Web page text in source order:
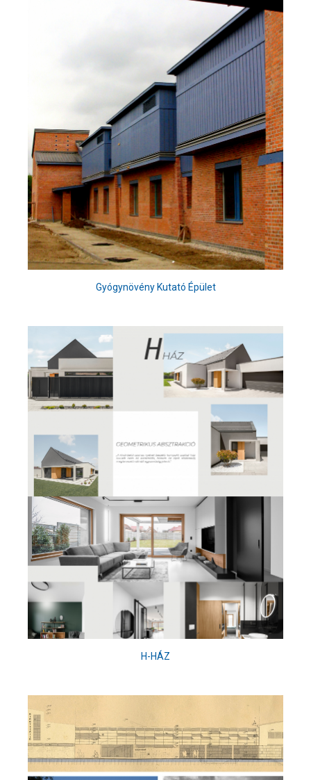
Gyógynövény Kutató Épület
H-HÁZ